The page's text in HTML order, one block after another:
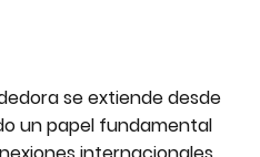
se extiende desde
un papel fundamental